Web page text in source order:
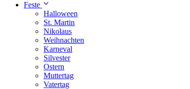
Feste
Halloween
St. Martin
Nikolaus
Weihnachten
Karneval
Silvester
Ostern
Muttertag
Vatertag